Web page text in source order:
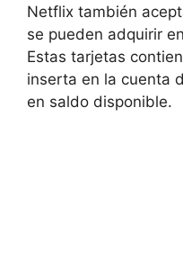
Netflix también
se pueden adquirir
Estas tarjetas
inserta en la cuenta
en saldo disponible.